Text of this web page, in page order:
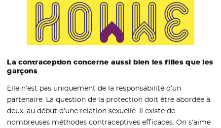
La contraception concerne aussi bien les filles que les
garçons
Elle n’est pas uniquement de la responsabilité d’un
partenaire. La question de la protection doit être abordée à
deux, au début d’une relation sexuelle. Il existe de
nombreuses méthodes contraceptives efficaces. On s’aime